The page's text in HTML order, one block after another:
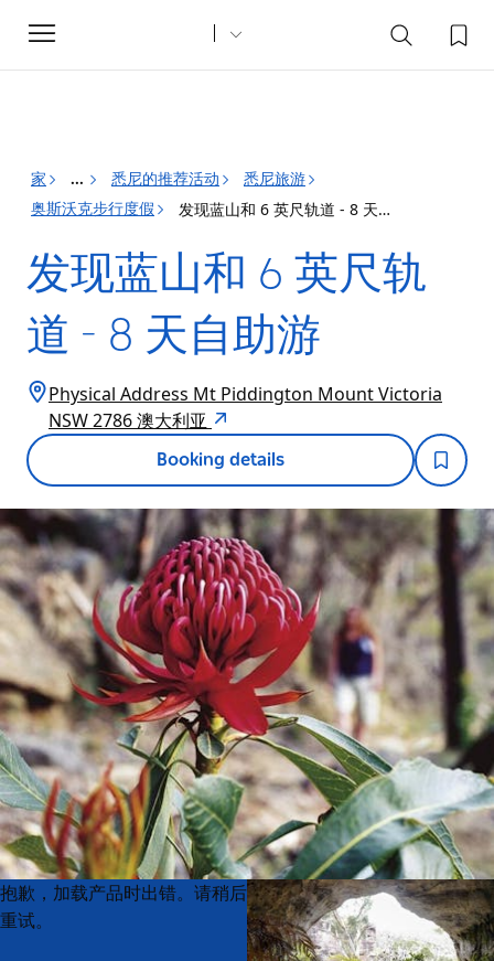
Toggle
navigation
家 ... 悉尼的推荐活动
悉尼旅游
奥斯沃克步行度假
发现蓝山和 6 英尺轨道 - 8 天自助游
发现蓝山和 6 英尺轨
道 - 8 天自助游
Physical Address Mt Piddington Mount Victoria
NSW 2786 澳大利亚
Booking details
Product
List
Product
List
抱歉，加载产品时出错。请稍后
重试。